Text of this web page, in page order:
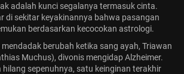
adalah kunci segalanya termasuk cinta.
di sekitar keyakinannya bahwa pasangan
berdasarkan kecocokan astrologi.
berubah ketika sang ayah, Triawan
Muchus), divonis mengidap Alzheimer.
hilang sepenuhnya, satu keinginan terakhir